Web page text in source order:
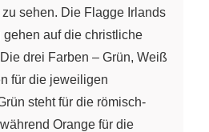
sehen. Die Flagge Irlands
auf die christliche
drei Farben – Grün, Weiß
für die jeweiligen
steht für die römisch-
Orange für die